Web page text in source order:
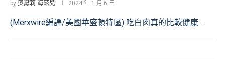
by 奧黛莉 海茲兒 2024 年 1 月 6 日
(Merxwire編譯/美國華盛頓特區) 吃白肉真的比較健康 …